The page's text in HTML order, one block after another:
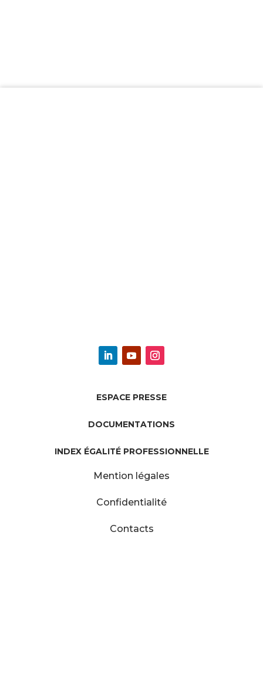
ESPACE PRESSE
DOCUMENTATIONS
INDEX ÉGALITÉ PROFESSIONNELLE
Mention légales
Confidentialité
Contacts